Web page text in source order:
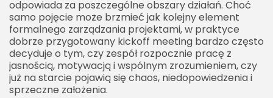
odpowiada za poszczególne obszary działań. Choć
samo pojęcie może brzmieć jak kolejny element
formalnego zarządzania projektami, w praktyce
dobrze przygotowany kickoff meeting bardzo często
decyduje o tym, czy zespół rozpocznie pracę z
jasnością, motywacją i wspólnym zrozumieniem, czy
już na starcie pojawią się chaos, niedopowiedzenia i
sprzeczne założenia.
Jak prowadzić kickoff meeting
Rola osoby prowadzącej
Ton spotkania
Dokumentowanie ustaleń